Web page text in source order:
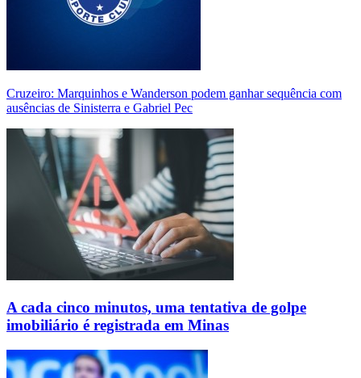
Cruzeiro: Marquinhos e Wanderson podem ganhar sequência com
ausências de Sinisterra e Gabriel Pec
A cada cinco minutos, uma tentativa de golpe
imobiliário é registrada em Minas